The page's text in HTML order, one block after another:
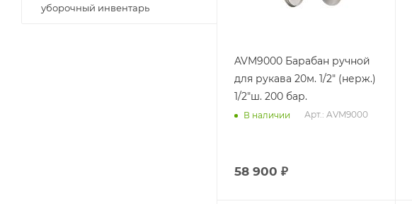
AVM9000 Барабан ручной
для рукава 20м. 1/2" (нерж.)
1/2"ш. 200 бар.
В наличии Арт.: AVM9000
58 900 ₽
уборочный инвентарь